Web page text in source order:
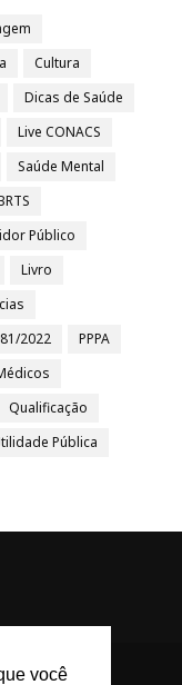
você
Cultura
Dicas de Saúde
Live CONACS
Saúde Mental
Público
Livro
2022
PPPA
Qualificação
Pública